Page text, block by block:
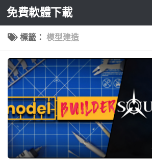
Skip to content
免費軟體下載
標籤： 模型建造